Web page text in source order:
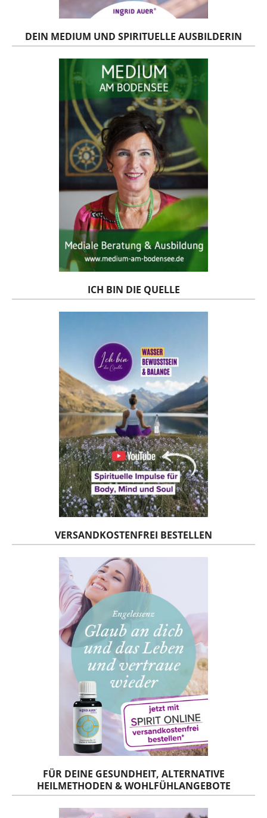
DEIN MEDIUM UND SPIRITUELLE AUSBILDERIN
ICH BIN DIE QUELLE
VERSANDKOSTENFREI BESTELLEN
FÜR DEINE GESUNDHEIT, ALTERNATIVE
HEILMETHODEN & WOHLFÜHLANGEBOTE